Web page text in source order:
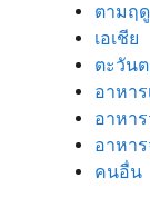
ตามฤ
เอเชีย
ตะวัน
อาหาร
อาหาร
อาหา
คนอื่น